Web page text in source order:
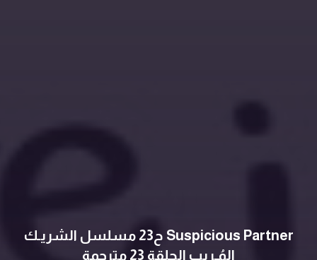
Suspicious Partner ح23 مسلسل الشريـك
المُـريب الحلقة 23 مترجمة